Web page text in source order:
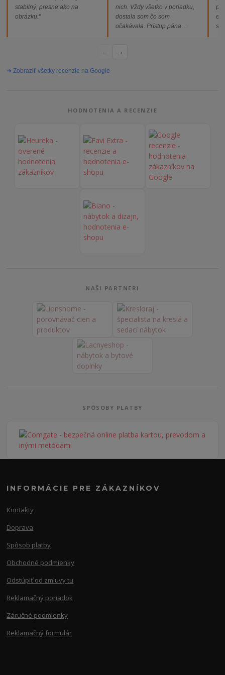
stabilný, presne ako na
obrázku.“
nich. Vždy všetko v poriadku,
dostala som čo som
očakávala. Prístup pána
problémov. Vrele odporúčam!“
→
➔ Zobraziť všetky recenzie na Google
HODNOTENIA A RECENZIE
NAŠI PARTNERI
SPÔSOBY PLATBY
INFORMÁCIE PRE ZÁKAZNÍKOV
Kontakty
Doprava
Spôsob platby
Obchodné podmienky
Odstúpiť od zmluvy tu
Reklamačný poriadok
Záručné podmienky
Reklamačný formulár